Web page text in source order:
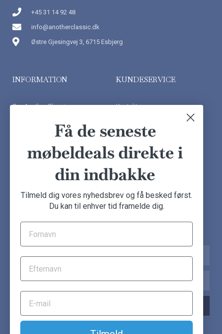
+45 31 14 92 48
info@anotherclassic.dk
Østre Gjesingvej 3, 6715 Esbjerg
INFORMATION
Om Another Classic
Handelsbetingelser
KUNDESERVICE
Kontakt os
Kundeudtalelser
Besøg showroom
indbakke.
Få de seneste
møbeldeals direkte i
din indbakke
Tilmeld dig vores nyhedsbrev og få besked først.
Du kan til enhver tid framelde dig.